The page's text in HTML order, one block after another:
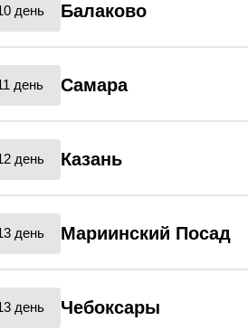
день Балаково
день Самара
день Казань
день Мариинский Посад
день Чебоксары